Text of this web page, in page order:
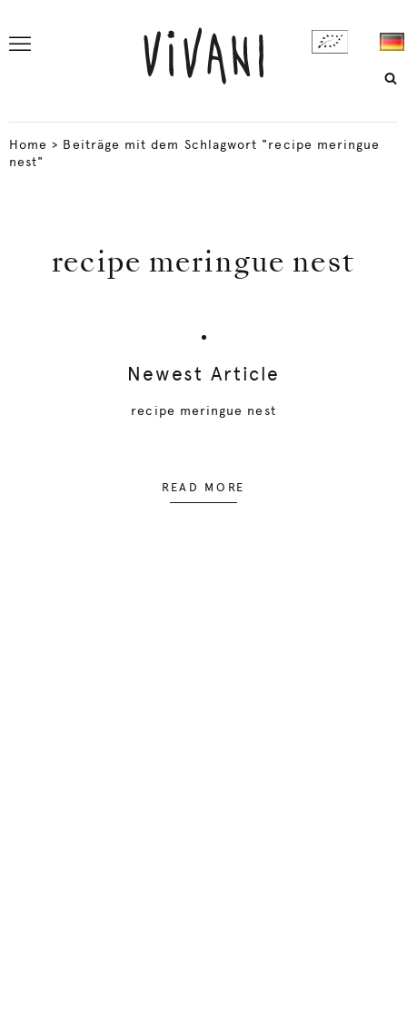
Home > Beiträge mit dem Schlagwort "recipe meringue
nest"
recipe meringue nest
Newest Article
recipe meringue nest
READ MORE